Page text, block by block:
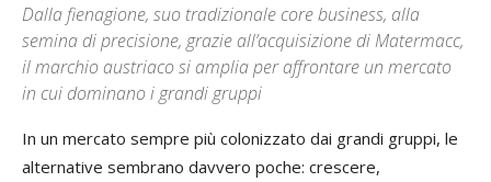
Dalla fienagione, suo tradizionale core business, alla
semina di precisione, grazie all’acquisizione di Matermacc,
il marchio austriaco si amplia per affrontare un mercato
in cui dominano i grandi gruppi
In un mercato sempre più colonizzato dai grandi gruppi, le
alternative sembrano davvero poche: crescere,